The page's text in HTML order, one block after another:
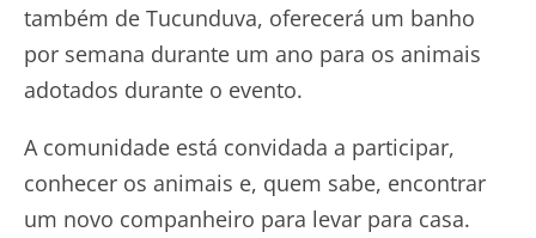
também de Tucunduva, oferecerá um banho
por semana durante um ano para os animais
adotados durante o evento.
A comunidade está convidada a participar,
conhecer os animais e, quem sabe, encontrar
um novo companheiro para levar para casa.